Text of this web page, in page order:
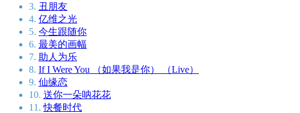
3. 丑朋友
4. 亿维之光
5. 今生跟随你
6. 最美的画幅
7. 助人为乐
8. If I Were You （如果我是你） （Live）
9. 仙缘恋
10. 送你一朵呐花花
11. 快餐时代